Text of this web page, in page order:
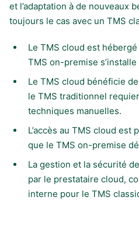
et l’adaptation à de nouveaux
toujours le cas avec un TMS
Le TMS cloud est
TMS on-premise
Le TMS cloud bénéficie
le TMS traditionnel
techniques manuelles.
L’accès au TMS cloud
que le TMS on-premise
La gestion et la sécurité
par le prestataire cloud,
interne pour le TMS